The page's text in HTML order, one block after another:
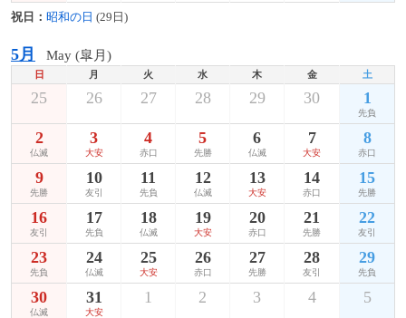
祝日： 昭和の日 (29日)
5月 May (皐月)
日 月 火 水 木 金 土
25 26 27 28 29 30 1
先負
2
仏滅
3
大安
4
赤口
5
先勝
6
仏滅
7
大安
8
赤口
9
先勝
10
友引
11
先負
12
仏滅
13
大安
14
赤口
15
先勝
16
友引
17
先負
18
仏滅
19
大安
20
赤口
21
先勝
22
友引
23
先負
24
仏滅
25
大安
26
赤口
27
先勝
28
友引
29
先負
30
仏滅
31
大安
1 2 3 4 5